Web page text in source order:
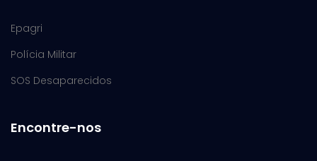
Epagri
Polícia Militar
SOS Desaparecidos
Encontre-nos